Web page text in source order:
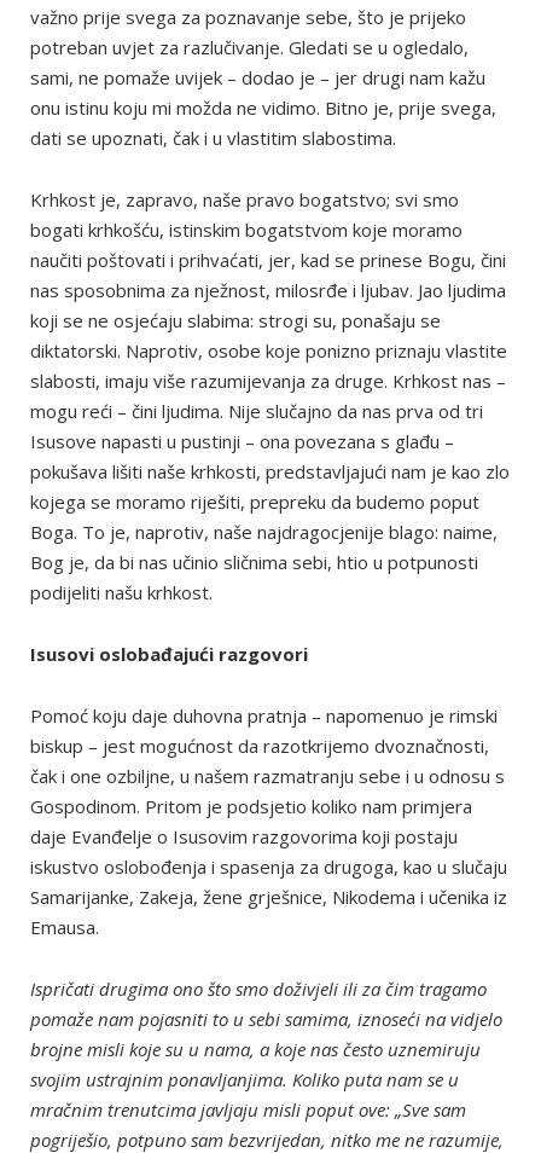
važno prije svega za poznavanje sebe, što je prijeko
potreban uvjet za razlučivanje. Gledati se u ogledalo,
sami, ne pomaže uvijek – dodao je – jer drugi nam kažu
onu istinu koju mi možda ne vidimo. Bitno je, prije svega,
dati se upoznati, čak i u vlastitim slabostima.
Krhkost je, zapravo, naše pravo bogatstvo; svi smo
bogati krhkošću, istinskim bogatstvom koje moramo
naučiti poštovati i prihvaćati, jer, kad se prinese Bogu, čini
nas sposobnima za nježnost, milosrđe i ljubav. Jao ljudima
koji se ne osjećaju slabima: strogi su, ponašaju se
diktatorski. Naprotiv, osobe koje ponizno priznaju vlastite
slabosti, imaju više razumijevanja za druge. Krhkost nas –
mogu reći – čini ljudima. Nije slučajno da nas prva od tri
Isusove napasti u pustinji – ona povezana s glađu –
pokušava lišiti naše krhkosti, predstavljajući nam je kao zlo
kojega se moramo riješiti, prepreku da budemo poput
Boga. To je, naprotiv, naše najdragocjenije blago: naime,
Bog je, da bi nas učinio sličnima sebi, htio u potpunosti
podijeliti našu krhkost.
Isusovi oslobađajući razgovori
Pomoć koju daje duhovna pratnja – napomenuo je rimski
biskup – jest mogućnost da razotkrijemo dvoznačnosti,
čak i one ozbiljne, u našem razmatranju sebe i u odnosu s
Gospodinom. Pritom je podsjetio koliko nam primjera
daje Evanđelje o Isusovim razgovorima koji postaju
iskustvo oslobođenja i spasenja za drugoga, kao u slučaju
Samarijanke, Zakeja, žene grješnice, Nikodema i učenika iz
Emausa.
Ispričati drugima ono što smo doživjeli ili za čim tragamo
pomaže nam pojasniti to u sebi samima, iznoseći na vidjelo
brojne misli koje su u nama, a koje nas često uznemiruju
svojim ustrajnim ponavljanjima. Koliko puta nam se u
mračnim trenutcima javljaju misli poput ove: „Sve sam
pogriješio, potpuno sam bezvrijedan, nitko me ne razumije,